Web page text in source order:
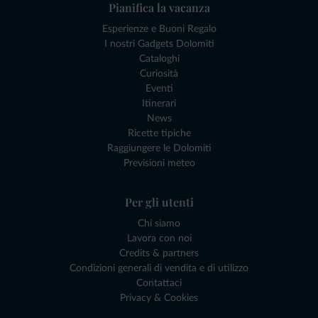
Pianifica la vacanza
Esperienze e Buoni Regalo
I nostri Gadgets Dolomiti
Cataloghi
Curiosità
Eventi
Itinerari
News
Ricette tipiche
Raggiungere le Dolomiti
Previsioni meteo
Per gli utenti
Chi siamo
Lavora con noi
Credits & partners
Condizioni generali di vendita e di utilizzo
Contattaci
Privacy & Cookies